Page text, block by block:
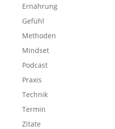
Ernährung
Gefühl
Methoden
Mindset
Podcast
Praxis
Technik
Termin
Zitate